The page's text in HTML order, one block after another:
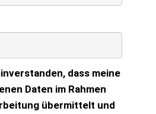
dass meine
Daten im Rahmen
übermittelt und